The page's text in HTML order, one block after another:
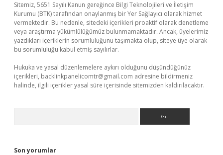
Sitemiz, 5651 Sayılı Kanun gereğince Bilgi Teknolojileri ve İletişim
Kurumu (BTK) tarafından onaylanmış bir Yer Sağlayıcı olarak hizmet
vermektedir. Bu nedenle, sitedeki içerikleri proaktif olarak denetleme
veya araştırma yükümlülüğümüz bulunmamaktadır. Ancak, üyelerimiz
yazdıkları içeriklerin sorumluluğunu taşımakta olup, siteye üye olarak
bu sorumluluğu kabul etmiş sayılırlar.
Hukuka ve yasal düzenlemelere aykırı olduğunu düşündüğünüz
içerikleri, backlinkpanelicomtr@gmail.com adresine bildirmeniz
halinde, ilgili içerikler yasal süre içerisinde sitemizden kaldırılacaktır.
Son yorumlar